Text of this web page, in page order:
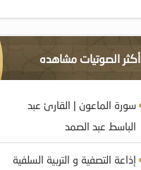
أكثر الصوتيات مشاهده
سورة الماعون | القارئ عبد
الباسط عبد الصمد
إذاعة التصفية و التربية السلفية